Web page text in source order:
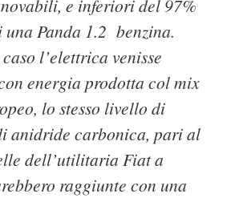
e inferiori del 97%
Panda 1.2 benzina.
l’elettrica venisse
energia prodotta col mix
lo stesso livello di
anidride carbonica, pari al
dell’utilitaria Fiat a
raggiunte con una